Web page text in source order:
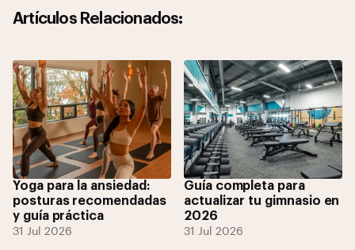
Artículos Relacionados:
Yoga para la ansiedad:
posturas recomendadas
y guía práctica
31 Jul 2026
Guía completa para
actualizar tu gimnasio en
2026
31 Jul 2026